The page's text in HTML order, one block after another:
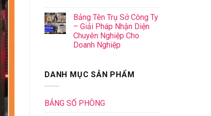
Bảng Tên Trụ Sở Công Ty
– Giải Pháp Nhận Diện
Chuyên Nghiệp Cho
Doanh Nghiệp
DANH MỤC SẢN PHẨM
BẢNG SỐ PHÒNG